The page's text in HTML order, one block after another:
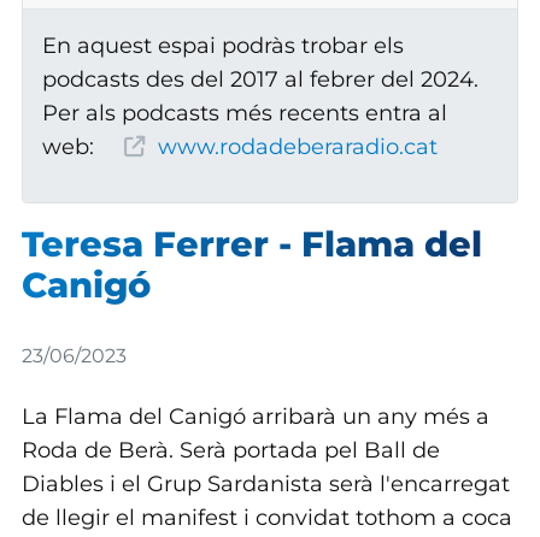
En aquest espai podràs trobar els
podcasts des del 2017 al febrer del 2024.
Per als podcasts més recents entra al
web:
www.rodadeberaradio.cat
Teresa Ferrer - Flama del
Canigó
Detalls
23/06/2023
La Flama del Canigó arribarà un any més a
Roda de Berà. Serà portada pel Ball de
Diables i el Grup Sardanista serà l'encarregat
de llegir el manifest i convidat tothom a coca